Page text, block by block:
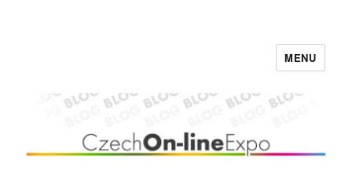
MENU